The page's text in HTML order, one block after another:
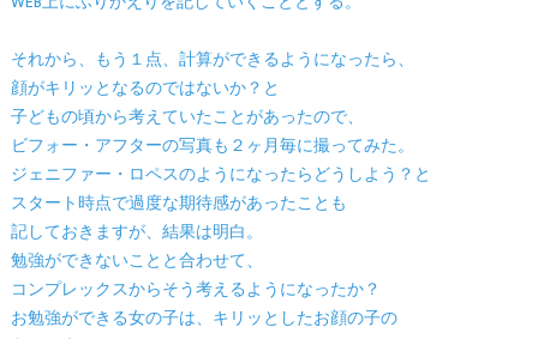
それから、もう１点、計算ができるようになったら、
顔がキリッとなるのではないか？と
子どもの頃から考えていたことがあったので、
ビフォー・アフターの写真も２ヶ月毎に撮ってみた。
ジェニファー・ロペスのようになったらどうしよう？と
スタート時点で過度な期待感があったことも
記しておきますが、結果は明白。
勉強ができないことと合わせて、
コンプレックスからそう考えるようになったか？
お勉強ができる女の子は、キリッとしたお顔の子の